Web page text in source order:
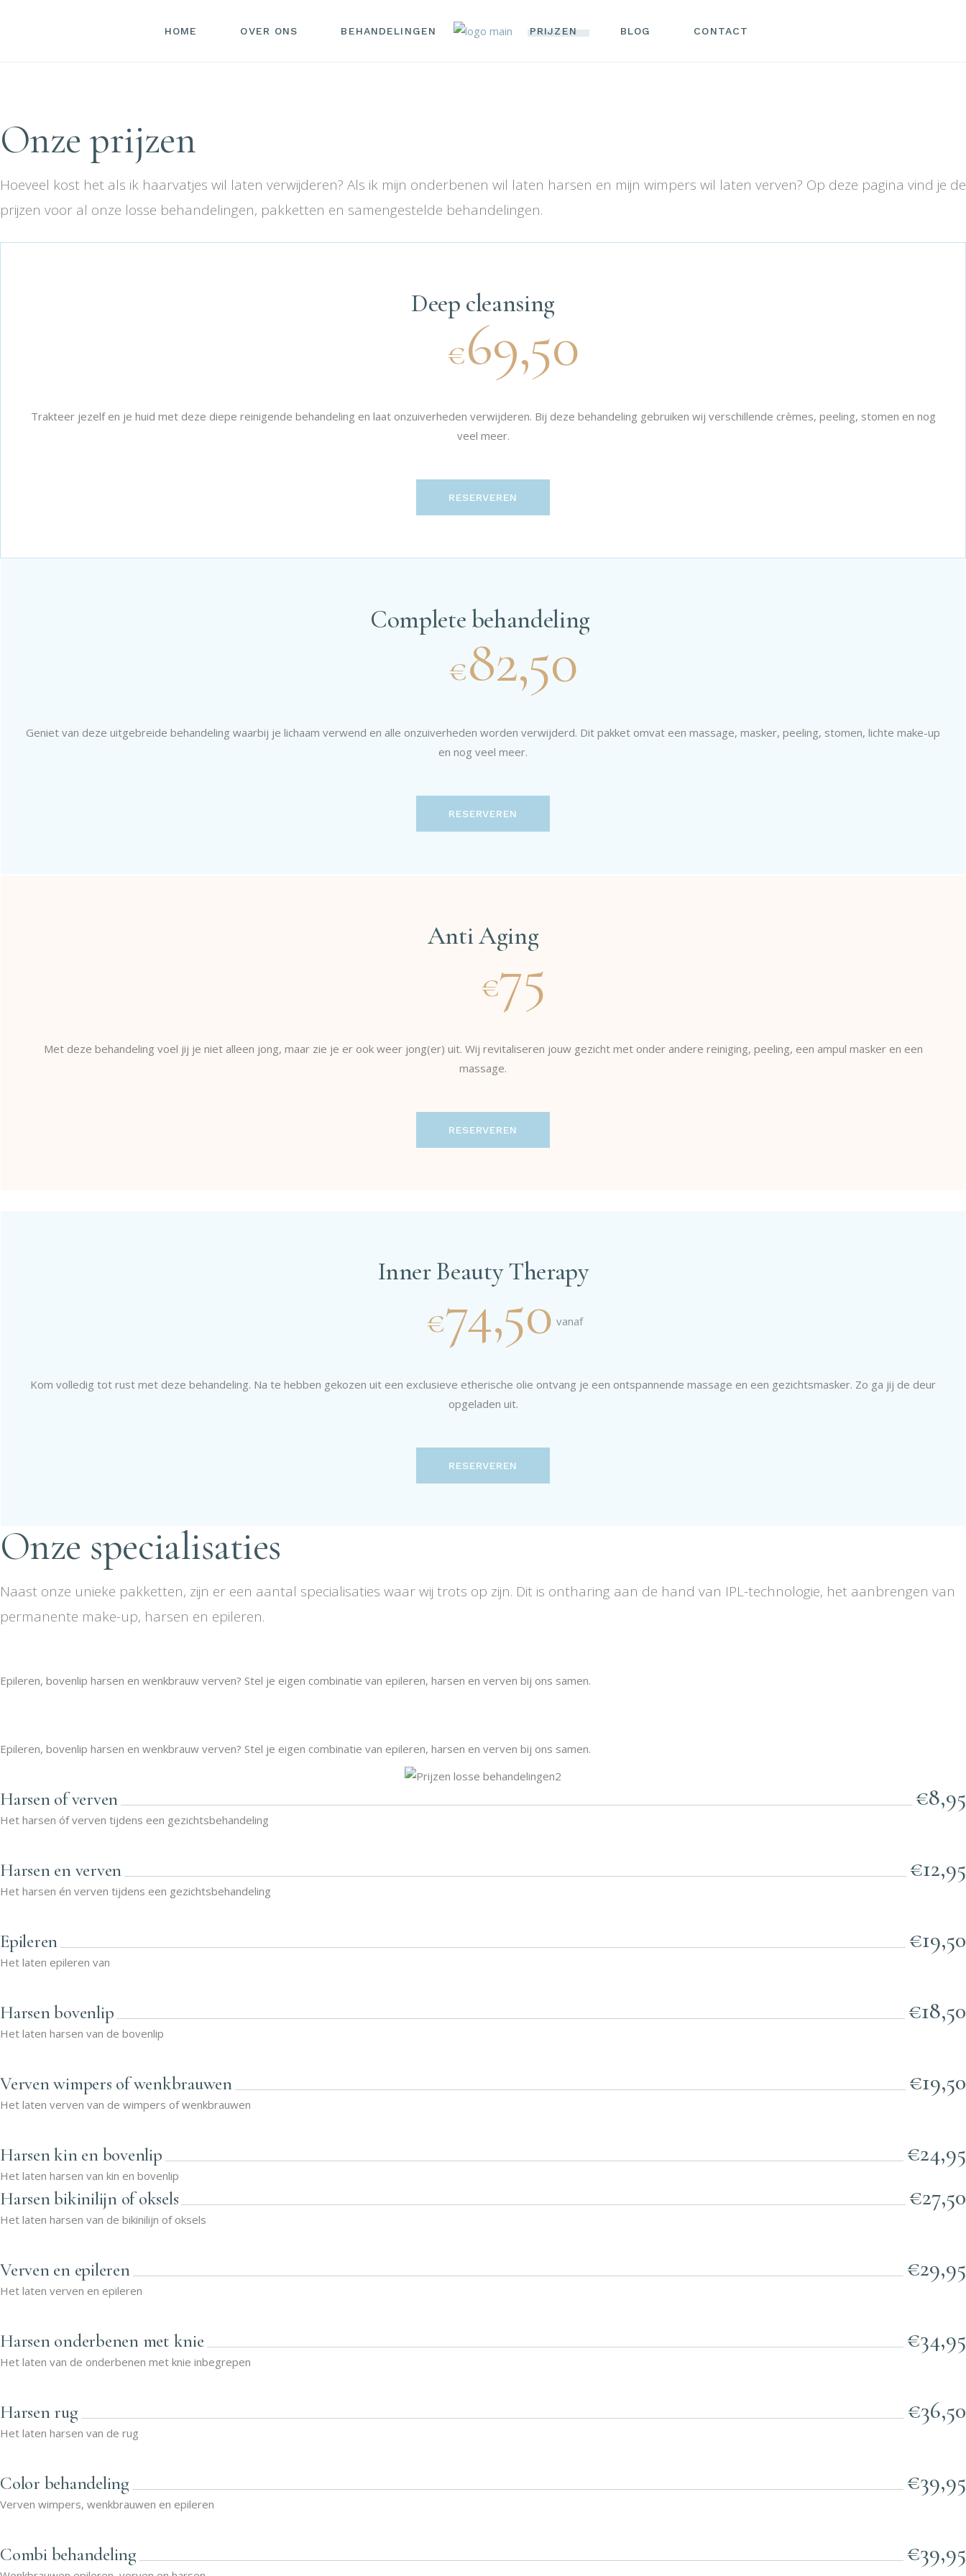
HOME OVER ONS BEHANDELINGEN
THERAPY
COMPLETE
BEHANDELING
ANTI AGING
PRIJZEN BLOG CONTACT
Onze prijzen
Hoeveel kost het als ik haarvatjes wil laten verwijderen? Als ik mijn onderbenen wil laten harsen en mijn wimpers wil laten verven? Op deze pagina vind je de
prijzen voor al onze losse behandelingen, pakketten en samengestelde behandelingen.
Deep cleansing
€69,50
Trakteer jezelf en je huid met deze diepe reinigende behandeling en laat onzuiverheden verwijderen. Bij deze behandeling gebruiken wij verschillende crèmes, peeling, stomen en nog
veel meer.
RESERVEREN
Complete behandeling
€82,50
Geniet van deze uitgebreide behandeling waarbij je lichaam verwend en alle onzuiverheden worden verwijderd. Dit pakket omvat een massage, masker, peeling, stomen, lichte make-up
en nog veel meer.
RESERVEREN
Anti Aging
€75
Met deze behandeling voel jij je niet alleen jong, maar zie je er ook weer jong(er) uit. Wij revitaliseren jouw gezicht met onder andere reiniging, peeling, een ampul masker en een
massage.
RESERVEREN
Inner Beauty Therapy
€74,50 vanaf
Kom volledig tot rust met deze behandeling. Na te hebben gekozen uit een exclusieve etherische olie ontvang je een ontspannende massage en een gezichtsmasker. Zo ga jij de deur
opgeladen uit.
RESERVEREN
Onze specialisaties
Naast onze unieke pakketten, zijn er een aantal specialisaties waar wij trots op zijn. Dit is ontharing aan de hand van IPL-technologie, het aanbrengen van
permanente make-up, harsen en epileren.
Epileren, bovenlip harsen en wenkbrauw verven? Stel je eigen combinatie van epileren, harsen en verven bij ons samen.
Epileren, bovenlip harsen en wenkbrauw verven? Stel je eigen combinatie van epileren, harsen en verven bij ons samen.
Harsen of verven €8,95
Het harsen óf verven tijdens een gezichtsbehandeling
Harsen en verven €12,95
Het harsen én verven tijdens een gezichtsbehandeling
Epileren €19,50
Het laten epileren van
Harsen bovenlip €18,50
Het laten harsen van de bovenlip
Verven wimpers of wenkbrauwen €19,50
Het laten verven van de wimpers of wenkbrauwen
Harsen kin en bovenlip €24,95
Het laten harsen van kin en bovenlip
Harsen bikinilijn of oksels €27,50
Het laten harsen van de bikinilijn of oksels
Verven en epileren €29,95
Het laten verven en epileren
Harsen onderbenen met knie €34,95
Het laten van de onderbenen met knie inbegrepen
Harsen rug €36,50
Het laten harsen van de rug
Color behandeling €39,95
Verven wimpers, wenkbrauwen en epileren
Combi behandeling €39,95